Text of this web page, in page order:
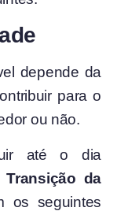
depende da
para o
ou não.
até o dia
Transição da
os seguintes